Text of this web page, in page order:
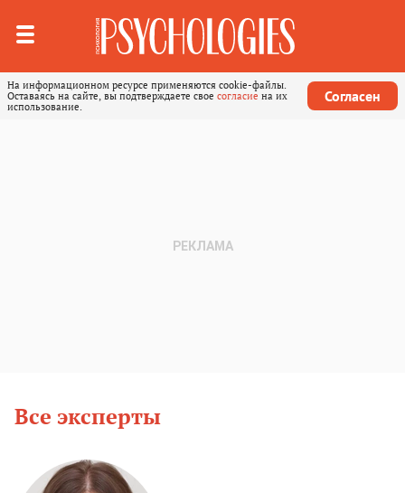
На информационном ресурсе применяются cookie-файлы.
Оставаясь на сайте, вы подтверждаете свое согласие на их
использование.
Согласен
Все эксперты